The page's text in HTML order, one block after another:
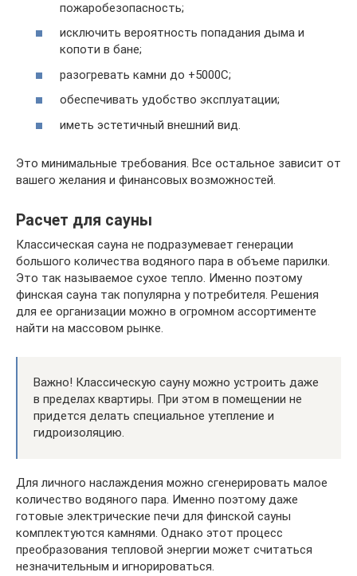
пожаробезопасность;
исключить вероятность попадания дыма и
копоти в бане;
разогревать камни до +5000С;
обеспечивать удобство эксплуатации;
иметь эстетичный внешний вид.
Это минимальные требования. Все остальное зависит от
вашего желания и финансовых возможностей.
Расчет для сауны
Классическая сауна не подразумевает генерации
большого количества водяного пара в объеме парилки.
Это так называемое сухое тепло. Именно поэтому
финская сауна так популярна у потребителя. Решения
для ее организации можно в огромном ассортименте
найти на массовом рынке.
Важно! Классическую сауну можно устроить даже
в пределах квартиры. При этом в помещении не
придется делать специальное утепление и
гидроизоляцию.
Для личного наслаждения можно сгенерировать малое
количество водяного пара. Именно поэтому даже
готовые электрические печи для финской сауны
комплектуются камнями. Однако этот процесс
преобразования тепловой энергии может считаться
незначительным и игнорироваться.